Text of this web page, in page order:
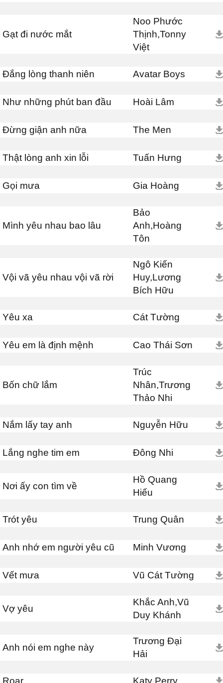
Gạt đi nước mắt
Noo Phước
Thịnh,Tonny
Việt
Đắng lòng thanh niên Avatar Boys
Như những phút ban đầu Hoài Lâm
Đừng giận anh nữa The Men
Thật lòng anh xin lỗi Tuấn Hưng
Gọi mưa Gia Hoàng
Mình yêu nhau bao lâu
Bảo
Anh,Hoàng
Tôn
Vội vã yêu nhau vội vã rời
Ngô Kiến
Huy,Lương
Bích Hữu
Yêu xa Cát Tường
Yêu em là định mệnh Cao Thái Sơn
Bốn chữ lắm
Trúc
Nhân,Trương
Thảo Nhi
Nắm lấy tay anh Nguyễn Hữu
Lắng nghe tim em Đông Nhi
Nơi ấy con tìm về
Hồ Quang
Hiếu
Trót yêu Trung Quân
Anh nhớ em người yêu cũ Minh Vương
Vết mưa Vũ Cát Tường
Vợ yêu
Khắc Anh,Vũ
Duy Khánh
Anh nói em nghe này
Trương Đại
Hải
Roar Katy Perry